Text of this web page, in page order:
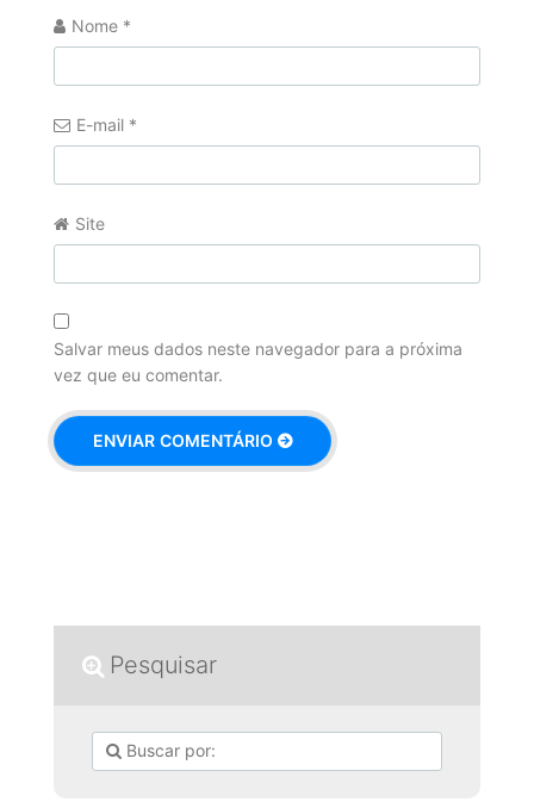
Nome *
E-mail *
Site
Salvar meus dados neste navegador para a próxima
vez que eu comentar.
Pesquisar